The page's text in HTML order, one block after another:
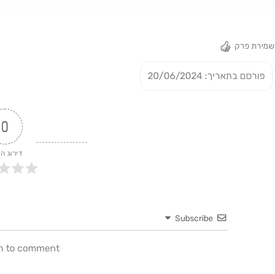
שמירת פרק
פורסם בתאריך: 20/06/2024
0
דירוג
Subscribe
to comment